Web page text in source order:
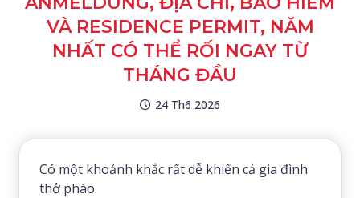
VÀ RESIDENCE PERMIT, NĂM
NHẤT CÓ THỂ RỐI NGAY TỪ
THÁNG ĐẦU
24 Th6 2026
Có một khoảnh khắc rất dễ khiến cả gia đình
thở phào.